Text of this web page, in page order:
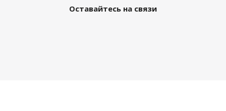
Оставайтесь на связи